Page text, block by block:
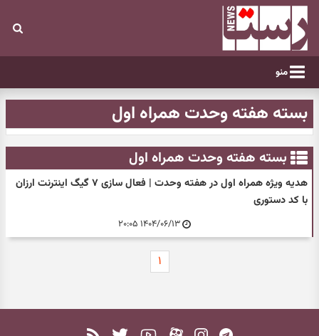
منو
بسته هفته وحدت همراه اول
بسته هفته وحدت همراه اول
هدیه ویژه همراه اول در هفته وحدت | فعال سازی ۷ گیگ اینترنت ارزان‌
با کد دستوری
۱۴۰۴/۰۶/۱۳ ۲۰:۰۵
۱